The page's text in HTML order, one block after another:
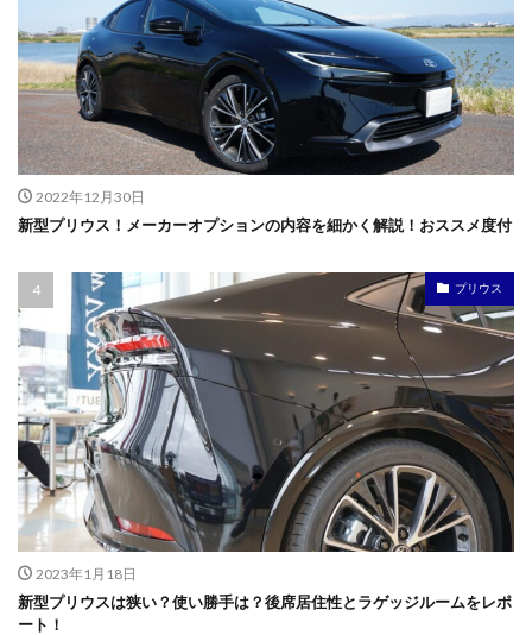
2022年12月30日
新型プリウス！メーカーオプションの内容を細かく解説！おススメ度付
プリウス
2023年1月18日
新型プリウスは狭い？使い勝手は？後席居住性とラゲッジルームをレポ
ート！